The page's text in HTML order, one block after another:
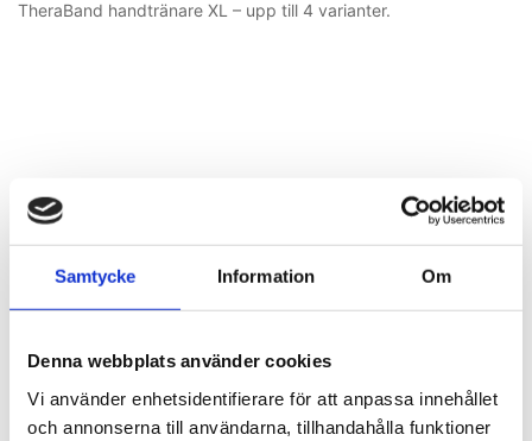
Samtycke Information Om
Denna webbplats använder cookies
Vi använder enhetsidentifierare för att anpassa innehållet
och annonserna till användarna, tillhandahålla funktioner
TheraBand handtränare XL – upp till 4 varianter.
Mer information